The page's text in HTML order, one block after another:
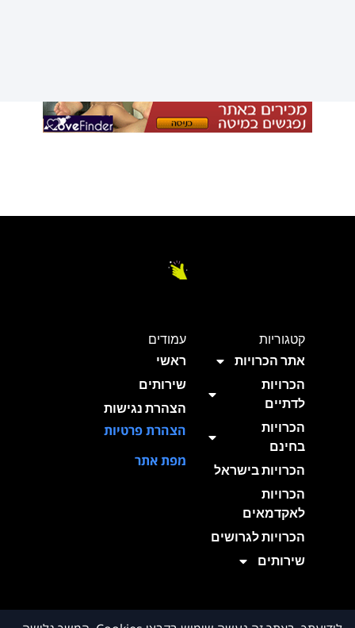
קטגוריות
אתר הכרויות
הכרויות
לדתיים
הכרויות
בחינם
הכרויות בישראל
הכרויות
לאקדמאים
הכרויות לגרושים
שירותים
עמודים
ראשי
שירותים
הצהרת נגישות
הצהרת פרטיות
מפת אתר